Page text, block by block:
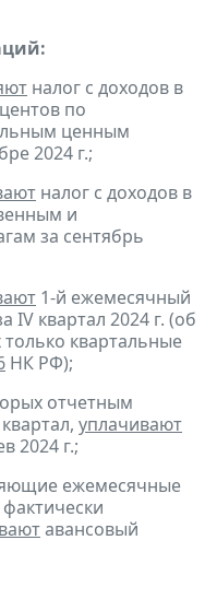
налог с доходов в
по
ценным
2024 г.;
налог с доходов в
и
за сентябрь
1-й ежемесячный
IV квартал 2024 г. (об
квартальные
НК РФ);
отчетным
уплачивают
2024 г.;
ежемесячные
авансовый